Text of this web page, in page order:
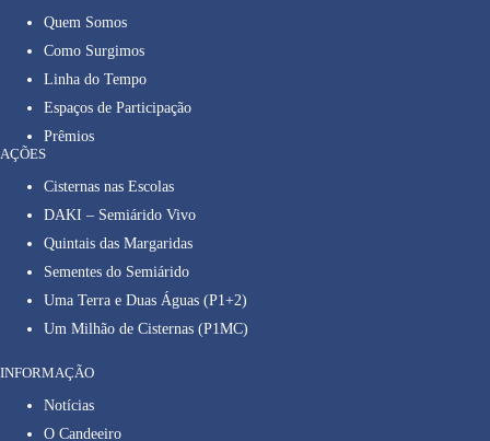
Quem Somos
Como Surgimos
Linha do Tempo
Espaços de Participação
Prêmios
AÇÕES
Cisternas nas Escolas
DAKI – Semiárido Vivo
Quintais das Margaridas
Sementes do Semiárido
Uma Terra e Duas Águas (P1+2)
Um Milhão de Cisternas (P1MC)
INFORMAÇÃO
Notícias
O Candeeiro